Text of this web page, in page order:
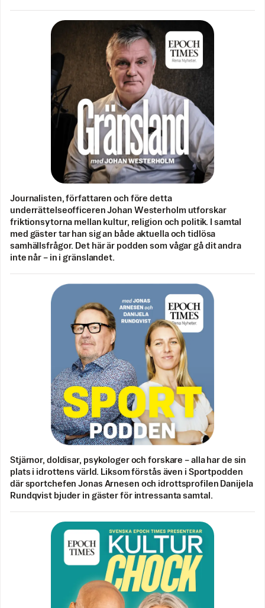
Journalisten, författaren och före detta
underrättelseofficeren Johan Westerholm utforskar
friktionsytorna mellan kultur, religion och politik. I samtal
med gäster tar han sig an både aktuella och tidlösa
samhällsfrågor. Det här är podden som vågar gå dit andra
inte når – in i gränslandet.
Stjärnor, doldisar, psykologer och forskare – alla har de sin
plats i idrottens värld. Liksom förstås även i Sportpodden
där sportchefen Jonas Arnesen och idrottsprofilen Danijela
Rundqvist bjuder in gäster för intressanta samtal.